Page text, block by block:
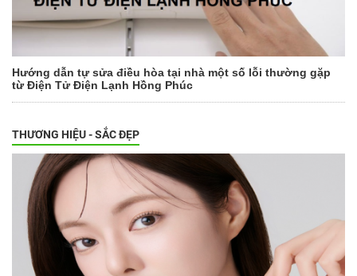
Hướng dẫn tự sửa điều hòa tại nhà một số lỗi thường gặp
từ Điện Tử Điện Lạnh Hồng Phúc
THƯƠNG HIỆU - SẮC ĐẸP